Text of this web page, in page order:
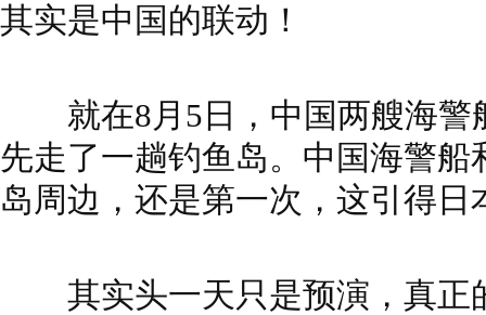
其实是中国的联动！
就在8月5日，中国两艘海警
先走了一趟钓鱼岛。中国海警
岛周边，还是第一次，这引得日
其实头一天只是预演，真正